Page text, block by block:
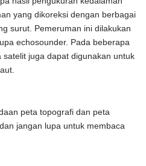
yang dikoreksi dengan berbagai
surut. Pemeruman ini dilakukan
echosounder. Pada beberapa
juga dapat digunakan untuk
peta topografi dan peta
jangan lupa untuk membaca